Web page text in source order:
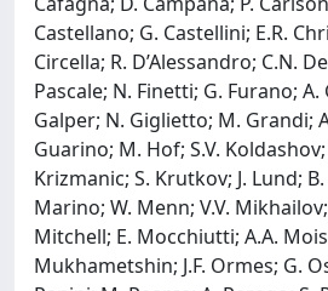
Castellano; G. Castellini; E.R.
Circella; R. D’Alessandro; C.N.
Pascale; N. Finetti; G. Furano;
Galper; N. Giglietto; M. Grandi;
Guarino; M. Hof; S.V.
Krizmanic; S. Krutkov; J. Lund;
Marino; W. Menn; V.V.
Mitchell; E. Mocchiutti; A.A.
Mukhametshin; J.F. Ormes; G.